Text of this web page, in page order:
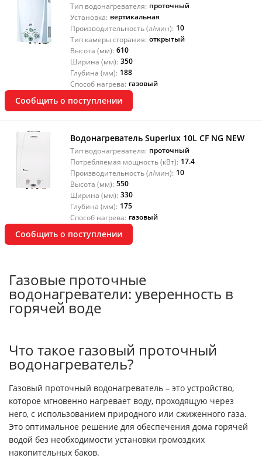
Тип водонагревателя: проточный
Установка: вертикальная
Производительность (л/мин): 10
Тип камеры сгорания: открытый
Высота (мм): 610
Ширина (мм): 350
Глубина (мм): 188
Способ нагрева: газовый
Сообщить о поступлении
Водонагреватель Superlux 10L CF NG NEW
Тип водонагревателя: проточный
Потребляемая мощность (кВт): 17.4
Производительность (л/мин): 10
Высота (мм): 550
Ширина (мм): 330
Глубина (мм): 175
Способ нагрева: газовый
Сообщить о поступлении
Газовые проточные
водонагреватели: уверенность в
горячей воде
Что такое газовый проточный
водонагреватель?
Газовый проточный водонагреватель – это устройство,
которое мгновенно нагревает воду, проходящую через
него, с использованием природного или сжиженного газа.
Это оптимальное решение для обеспечения дома горячей
водой без необходимости установки громоздких
накопительных баков.